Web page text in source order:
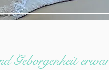
Geborgenheit